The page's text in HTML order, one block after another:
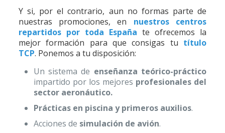
Y si, por el contrario, aun no formas parte de
nuestras promociones, en nuestros centros
repartidos por toda España te ofrecemos la
mejor formación para que consigas tu título
TCP. Ponemos a tu disposición:
Un sistema de enseñanza teórico-práctico
impartido por los mejores profesionales del
sector aeronáutico.
Prácticas en piscina y primeros auxilios.
Acciones de simulación de avión.